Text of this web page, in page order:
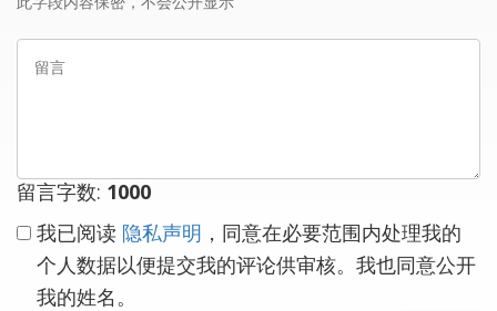
留
留言字数: 1000
我已阅读 隐私声明 ，同意在必要范围内处理我的
个人数据以便提交我的评论供审核。我也同意公开
我的姓名。